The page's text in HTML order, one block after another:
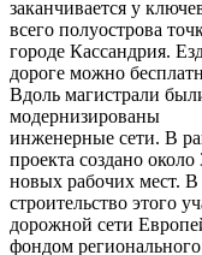
заканчивается у
всего полуострова
городе Кассандрия.
дороге можно
Вдоль магистрали
модернизированы
инженерные сети. В
проекта создано около
новых рабочих мест. В
строительство этого
дорожной сети
фондом регионального